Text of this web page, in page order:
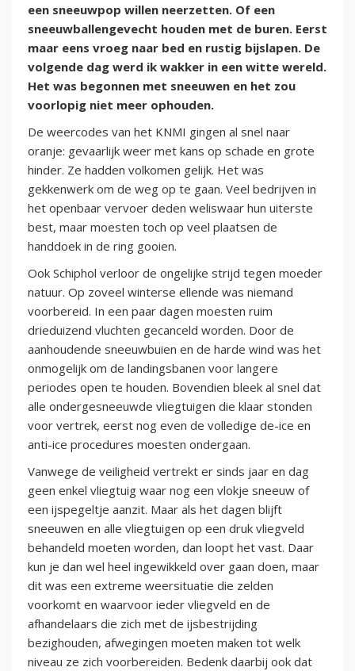
een sneeuwpop willen neerzetten. Of een
sneeuwballengevecht houden met de buren. Eerst
maar eens vroeg naar bed en rustig bijslapen. De
volgende dag werd ik wakker in een witte wereld.
Het was begonnen met sneeuwen en het zou
voorlopig niet meer ophouden.
De weercodes van het KNMI gingen al snel naar
oranje: gevaarlijk weer met kans op schade en grote
hinder. Ze hadden volkomen gelijk. Het was
gekkenwerk om de weg op te gaan. Veel bedrijven in
het openbaar vervoer deden weliswaar hun uiterste
best, maar moesten toch op veel plaatsen de
handdoek in de ring gooien.
Ook Schiphol verloor de ongelijke strijd tegen moeder
natuur. Op zoveel winterse ellende was niemand
voorbereid. In een paar dagen moesten ruim
drieduizend vluchten gecanceld worden. Door de
aanhoudende sneeuwbuien en de harde wind was het
onmogelijk om de landingsbanen voor langere
periodes open te houden. Bovendien bleek al snel dat
alle ondergesneeuwde vliegtuigen die klaar stonden
voor vertrek, eerst nog even de volledige de-ice en
anti-ice procedures moesten ondergaan.
Vanwege de veiligheid vertrekt er sinds jaar en dag
geen enkel vliegtuig waar nog een vlokje sneeuw of
een ijspegeltje aanzit. Maar als het dagen blijft
sneeuwen en alle vliegtuigen op een druk vliegveld
behandeld moeten worden, dan loopt het vast. Daar
kun je dan wel heel ingewikkeld over gaan doen, maar
dit was een extreme weersituatie die zelden
voorkomt en waarvoor ieder vliegveld en de
afhandelaars die zich met de ijsbestrijding
bezighouden, afwegingen moeten maken tot welk
niveau ze zich voorbereiden. Bedenk daarbij ook dat